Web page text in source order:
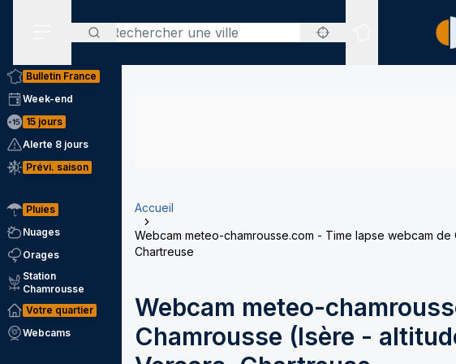
Rechercher
Sites expertisés
Bulletin France
Week-end
15 jours
Alerte 8 jours
Prévi. saison
Pluies
Nuages
Orages
Station
Chamrousse
Votre quartier
Webcams
Accueil
Webcam meteo-chamrousse.com - Time lapse webcam
Chartreuse
Webcam meteo-
Chamrousse (Isère -